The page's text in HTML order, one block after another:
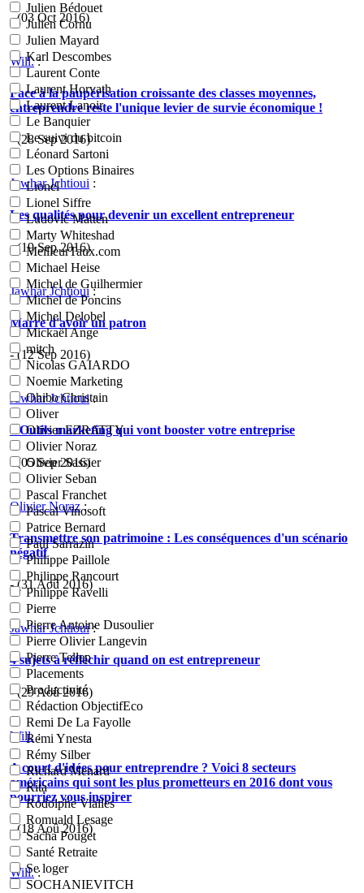
Julien Bédouet
Julien Cornu
Julien Mayard
Karl Descombes
Laurent Conte
Laurent Horvath
Laurent Lanoir
Le Banquier
Le suivi du bitcoin
Léonard Sartoni
Les Options Binaires
Lionel
Lionel Siffre
Ludovic Matten
Marty Whiteshad
MeilleurTaux.com
Michael Heise
Michel de Guilhermier
Michel de Poncins
Michel Delobel
Mickaël Ange
mitch
Nicolas GAIARDO
Noemie Marketing
Ohibo Christain
Oliver
Olivier EZRATTY
Olivier Noraz
Olivier Sassier
Olivier Seban
Pascal Franchet
Pascal Vinosoft
Patrice Bernard
Paul Sarrazin
Philippe Paillole
Philippe Rancourt
Philippe Ravelli
Pierre
Pierre Antoine Dusoulier
Pierre Olivier Langevin
Pierre Tellep
Placements
Productivité
Rédaction ObjectifEco
Remi De La Fayolle
Remi Ynesta
Rémy Silber
Richard Menard
Rita
Rodolphe Vialles
Romuald Lesage
Sacha Pouget
Santé Retraite
Se loger
SOCHANIEVITCH
- (03 Oct 2016)
Will.:
Face à la paupérisation croissante des classes moyennes,
entreprendre reste l'unique levier de survie économique !
- (28 Sep 2016)
Jawhar Jchtioui :
Les qualités pour devenir un excellent entrepreneur
- (19 Sep 2016)
Jawhar Jchtioui:
Marre d'avoir un patron
- (12 Sep 2016)
Jawhar Jchtioui:
4 Outils marketing qui vont booster votre entreprise
- (05 Sep 2016)
Olivier Noraz:
Transmettre son patrimoine : Les conséquences d'un scénario
négatif
- (31 Aoû 2016)
Jawhar Jchtioui:
4 sujets à réfléchir quand on est entrepreneur
- (29 Aoû 2016)
Will.:
A court d'idées pour entreprendre ? Voici 8 secteurs
américains qui sont les plus prometteurs en 2016 dont vous
pourriez vous inspirer
- (18 Aoû 2016)
Will.: